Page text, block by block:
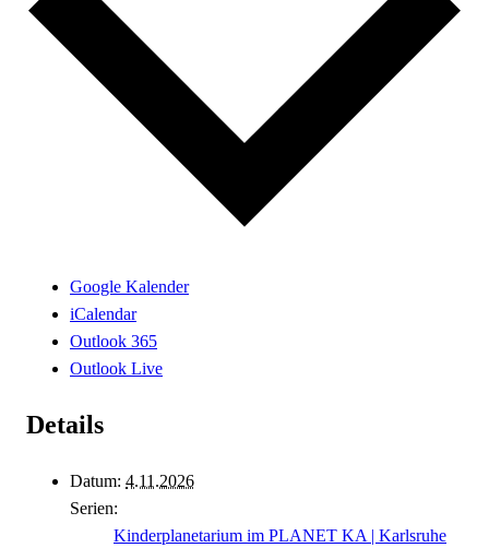
Google Kalender
iCalendar
Outlook 365
Outlook Live
Details
Datum: 4.11.2026
Serien:
Kinderplanetarium im PLANET KA | Karlsruhe